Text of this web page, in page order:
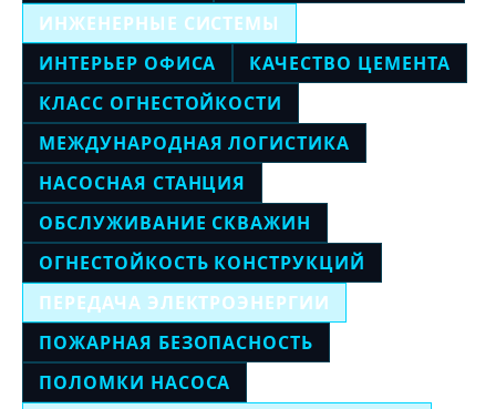
ИНЖЕНЕРНЫЕ СИСТЕМЫ
ИНТЕРЬЕР ОФИСА
КАЧЕСТВО ЦЕМЕНТА
КЛАСС ОГНЕСТОЙКОСТИ
МЕЖДУНАРОДНАЯ ЛОГИСТИКА
НАСОСНАЯ СТАНЦИЯ
ОБСЛУЖИВАНИЕ СКВАЖИН
ОГНЕСТОЙКОСТЬ КОНСТРУКЦИЙ
ПЕРЕДАЧА ЭЛЕКТРОЭНЕРГИИ
ПОЖАРНАЯ БЕЗОПАСНОСТЬ
ПОЛОМКИ НАСОСА